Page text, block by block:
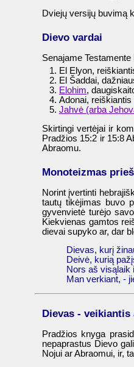
Dviejų versijų buvimą
Dievo vardai
Senajame
El Elyon,
El Šaddai,
Elohim,
Adonai,
Jahvė (arba
Skirtingi vertėjai ir
Pradžios 15:2 ir 15:8
Abraomu.
Monoteizmas
Norint įvertinti
tautų tikėjimas buvo
gyvenvietė turėjo
Kiekvienas gamtos
dievai supyko ar, dar
Dievas, kurį
Deivė, kurią
Nors aš visąlaik
Man verkiant, -
Dievas - veikiantis
Pradžios knyga
nepaprastus Dievo
Nojui ar Abraomui, ir,